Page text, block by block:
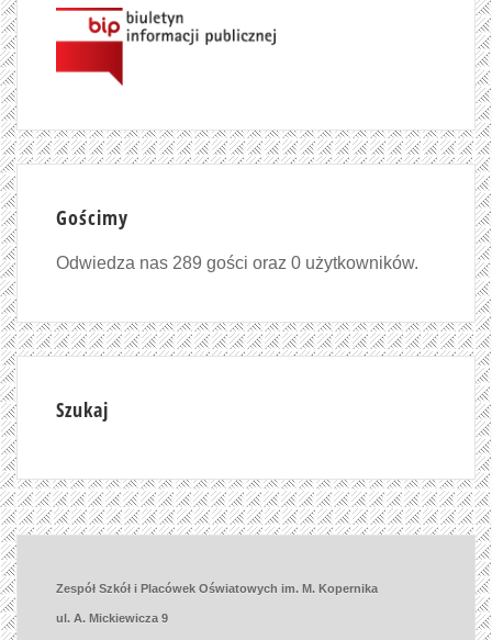
Gościmy
Odwiedza nas 289 gości oraz 0 użytkowników.
Szukaj
Zespół Szkół i Placówek Oświatowych im. M. Kopernika
ul. A. Mickiewicza 9